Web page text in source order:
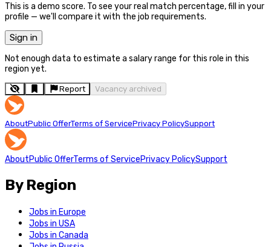
This is a demo score. To see your real match percentage, fill in your
profile — we'll compare it with the job requirements.
Sign in
Not enough data to estimate a salary range for this role in this
region yet.
Report Vacancy archived
AboutPublic OfferTerms of ServicePrivacy PolicySupport
AboutPublic OfferTerms of ServicePrivacy PolicySupport
By Region
Jobs in Europe
Jobs in USA
Jobs in Canada